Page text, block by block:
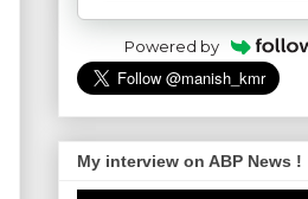
Powered by
My interview on ABP News !